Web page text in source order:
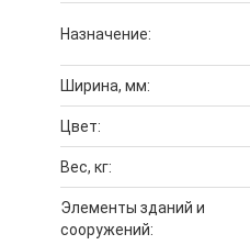
Назначение:
Ширина, мм:
Цвет:
Вес, кг:
Элементы зданий и
сооружений: